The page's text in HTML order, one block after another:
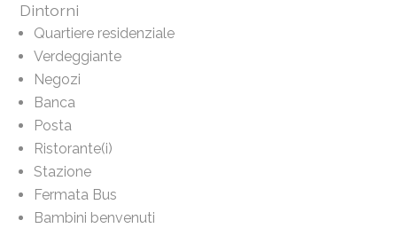
Dintorni
Quartiere residenziale
Verdeggiante
Negozi
Banca
Posta
Ristorante(i)
Stazione
Fermata Bus
Bambini benvenuti